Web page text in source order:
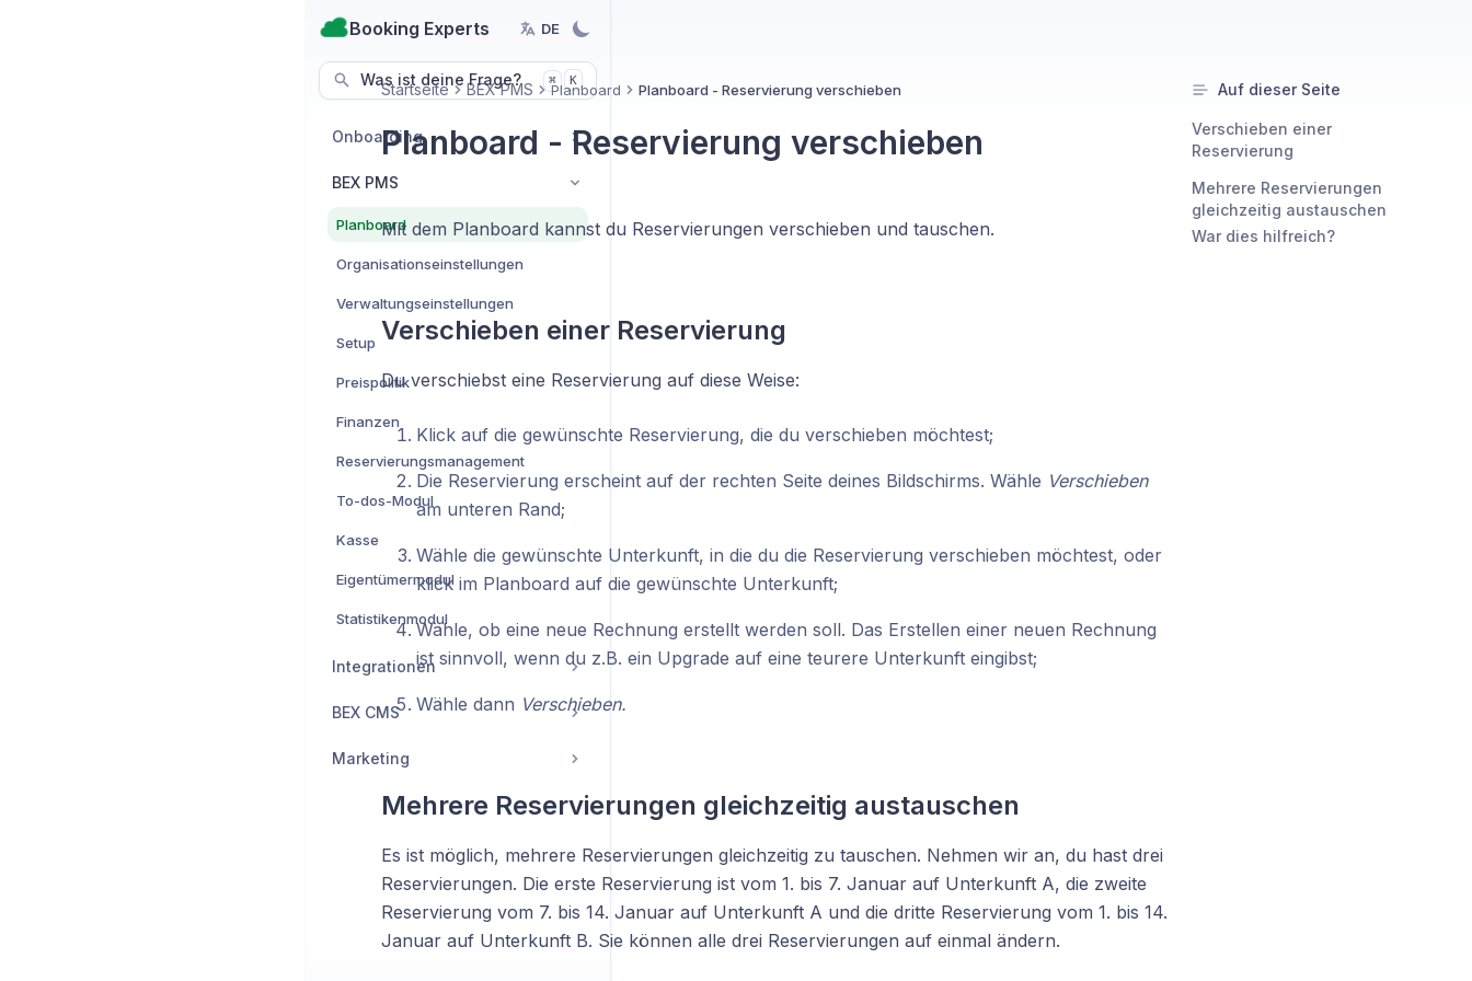
Booking Experts DE
Was ist deine Frage? ⌘ K
Onboarding
BEX PMS
Planboard
Organisationseinstellungen
Verwaltungseinstellungen
Setup
Preispolitik
Finanzen
Reservierungsmanagement
To-dos-Modul
Kasse
Eigentümermodul
Statistikenmodul
Integrationen
BEX CMS
Marketing
Startseite BEX PMS Planboard Planboard - Reservierung verschieben
Planboard - Reservierung verschieben
Mit dem Planboard kannst du Reservierungen verschieben und tauschen.
Verschieben einer Reservierung
Du verschiebst eine Reservierung auf diese Weise:
Klick auf die gewünschte Reservierung, die du verschieben möchtest;
Die Reservierung erscheint auf der rechten Seite deines Bildschirms. Wähle Verschieben
am unteren Rand;
Wähle die gewünschte Unterkunft, in die du die Reservierung verschieben möchtest, oder
klick im Planboard auf die gewünschte Unterkunft;
Wähle, ob eine neue Rechnung erstellt werden soll. Das Erstellen einer neuen Rechnung
ist sinnvoll, wenn du z.B. ein Upgrade auf eine teurere Unterkunft eingibst;
Wähle dann Verschieben.
Mehrere Reservierungen gleichzeitig austauschen
Es ist möglich, mehrere Reservierungen gleichzeitig zu tauschen. Nehmen wir an, du hast drei
Reservierungen. Die erste Reservierung ist vom 1. bis 7. Januar auf Unterkunft A, die zweite
Reservierung vom 7. bis 14. Januar auf Unterkunft A und die dritte Reservierung vom 1. bis 14.
Januar auf Unterkunft B. Sie können alle drei Reservierungen auf einmal ändern.
Auf dieser Seite
Verschieben einer
Reservierung
Mehrere Reservierungen
gleichzeitig austauschen
War dies hilfreich?